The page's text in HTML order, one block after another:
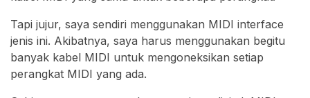
Tapi jujur, saya sendiri menggunakan MIDI interface
jenis ini. Akibatnya, saya harus menggunakan begitu
banyak kabel MIDI untuk mengoneksikan setiap
perangkat MIDI yang ada.